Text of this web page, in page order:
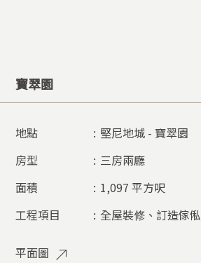
寶翠園
地點 : 堅尼地城 - 寶翠園
房型
: 三房兩廳
面積
: 1,097 平方呎
工程項目
: 全屋裝修、訂造傢俬​
平面圖